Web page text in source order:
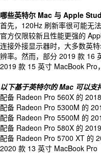
哪些英特尔 Mac 与 Apple
首先，120Hz 刷新率很可能无
官方仅限较新且性能更强的
连接外接显示器时，大多数英
辨率。然而，部分 2019 款 16
2019 款 15 英寸 MacBook Pro
以下基于英特尔的 Mac 可以支
配备 Radeon Pro 560X 的
配备 Radeon Pro 5300M 的
配备 Radeon Pro 5500M 的
配备 Radeon Pro 580X 的
配备 Radeon Pro 5700 XT 的
2020 款 13 英寸 MacBook Pro